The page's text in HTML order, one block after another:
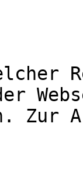
Zur
|